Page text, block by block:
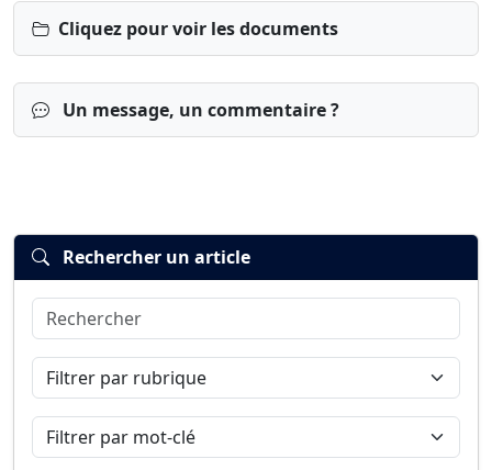
Cliquez pour voir les documents
Un message, un commentaire ?
Connexion
Rechercher un article
Rechercher
Filtrer par rubrique
Filtrer par mot-clé